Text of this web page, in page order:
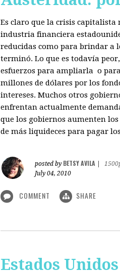
Es claro que la crisis capitalista
industria financiera
reducidas como para brindar a
terminó. Lo que es todavía
esfuerzos para ampliarla o
millones de dólares por los
intereses. Muchos otros
enfrentan actualmente
que los gobiernos aumenten
de más liquideces para pagar
posted by BETSY AVILA
July 04, 2010
COMMENT SHARE
Estados